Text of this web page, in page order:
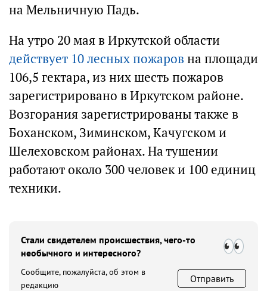
на Мельничную Падь.
На утро 20 мая в Иркутской области
действует 10 лесных пожаров на площади
106,5 гектара, из них шесть пожаров
зарегистрировано в Иркутском районе.
Возгорания зарегистрированы также в
Боханском, Зиминском, Качугском и
Шелеховском районах. На тушении
работают около 300 человек и 100 единиц
техники.
Стали свидетелем происшествия, чего-то
необычного и интересного?
Сообщите, пожалуйста, об этом в
редакцию
Отправить